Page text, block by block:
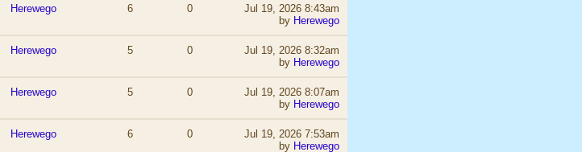
Herewego 6 0
Jul 19, 2026 8:43am
by Herewego
Herewego 5 0
Jul 19, 2026 8:32am
by Herewego
Herewego 5 0
Jul 19, 2026 8:07am
by Herewego
Herewego 6 0
Jul 19, 2026 7:53am
by Herewego